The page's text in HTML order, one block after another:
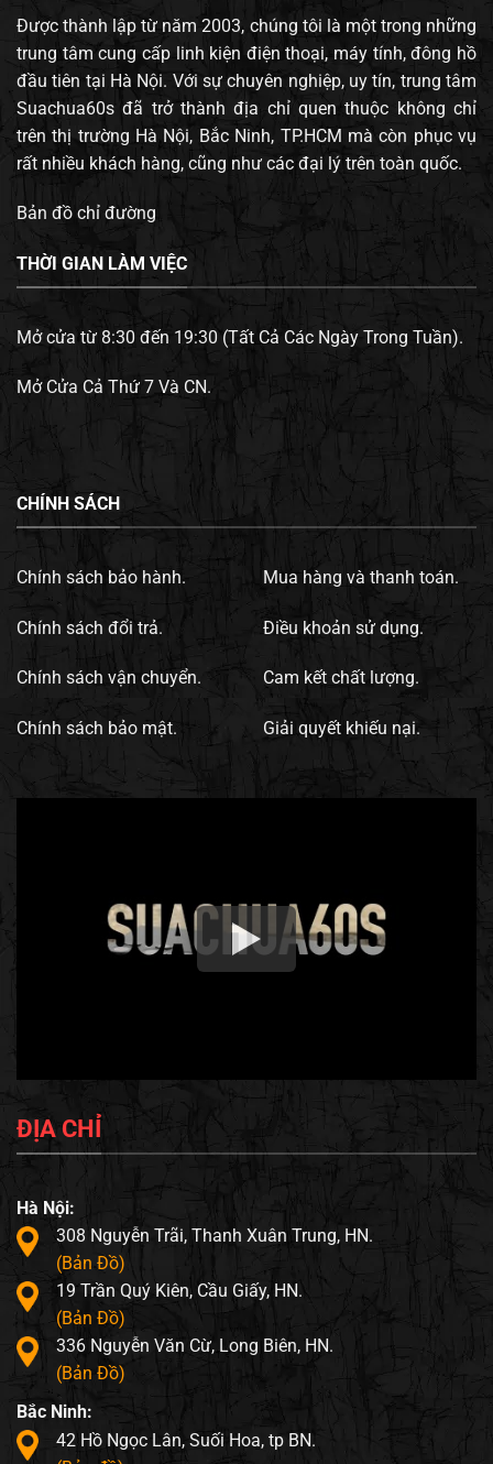
Được thành lập từ năm 2003, chúng tôi là một trong những
trung tâm cung cấp linh kiện điện thoại, máy tính, đông hồ
đầu tiên tại Hà Nội. Với sự chuyên nghiệp, uy tín, trung tâm
Suachua60s đã trở thành địa chỉ quen thuộc không chỉ
trên thị trường Hà Nội, Bắc Ninh, TP.HCM mà còn phục vụ
rất nhiều khách hàng, cũng như các đại lý trên toàn quốc.
Bản đồ chỉ đường
THỜI GIAN LÀM VIỆC
Mở cửa từ 8:30 đến 19:30 (Tất Cả Các Ngày Trong Tuần).
Mở Cửa Cả Thứ 7 Và CN.
CHÍNH SÁCH
Chính sách bảo hành.
Chính sách đổi trả.
Chính sách vận chuyển.
Chính sách bảo mật.
Mua hàng và thanh toán.
Điều khoản sử dụng.
Cam kết chất lượng.
Giải quyết khiếu nại.
ĐỊA CHỈ
Hà Nội:
308 Nguyễn Trãi, Thanh Xuân Trung, HN.
(Bản Đồ)
19 Trần Quý Kiên, Cầu Giấy, HN.
(Bản Đồ)
336 Nguyễn Văn Cừ, Long Biên, HN.
(Bản Đồ)
Bắc Ninh:
42 Hồ Ngọc Lân, Suối Hoa, tp BN.